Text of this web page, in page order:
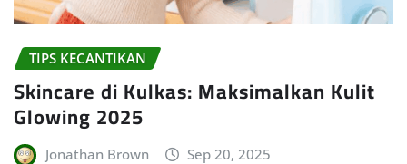
TIPS KECANTIKAN
Skincare di Kulkas: Maksimalkan Kulit
Glowing 2025
Jonathan Brown Sep 20, 2025